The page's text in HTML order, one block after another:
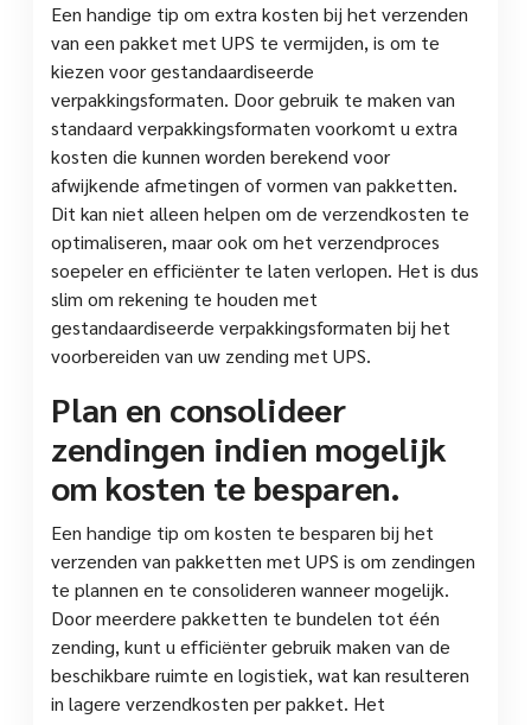
Een handige tip om extra kosten bij het verzenden
van een pakket met UPS te vermijden, is om te
kiezen voor gestandaardiseerde
verpakkingsformaten. Door gebruik te maken van
standaard verpakkingsformaten voorkomt u extra
kosten die kunnen worden berekend voor
afwijkende afmetingen of vormen van pakketten.
Dit kan niet alleen helpen om de verzendkosten te
optimaliseren, maar ook om het verzendproces
soepeler en efficiënter te laten verlopen. Het is dus
slim om rekening te houden met
gestandaardiseerde verpakkingsformaten bij het
voorbereiden van uw zending met UPS.
Plan en consolideer
zendingen indien mogelijk
om kosten te besparen.
Een handige tip om kosten te besparen bij het
verzenden van pakketten met UPS is om zendingen
te plannen en te consolideren wanneer mogelijk.
Door meerdere pakketten te bundelen tot één
zending, kunt u efficiënter gebruik maken van de
beschikbare ruimte en logistiek, wat kan resulteren
in lagere verzendkosten per pakket. Het